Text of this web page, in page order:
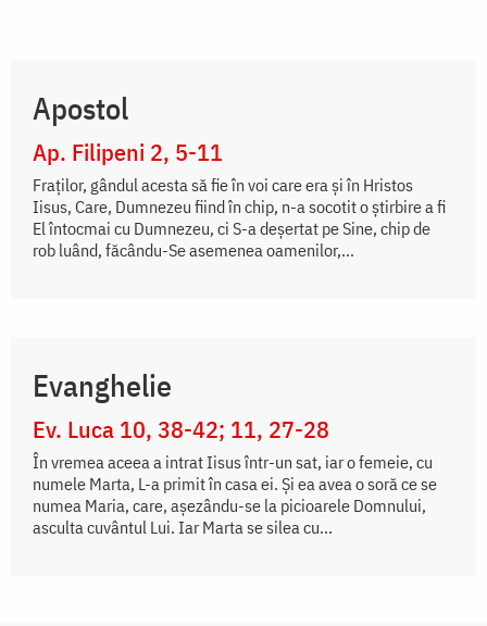
Apostol
Ap. Filipeni 2, 5-11
Fraților, gândul acesta să fie în voi care era și în Hristos
Iisus, Care, Dumnezeu fiind în chip, n-a socotit o știrbire a fi
El întocmai cu Dumnezeu, ci S-a deșertat pe Sine, chip de
rob luând, făcându-Se asemenea oamenilor,...
Evanghelie
Ev. Luca 10, 38-42; 11, 27-28
În vremea aceea a intrat Iisus într-un sat, iar o femeie, cu
numele Marta, L-a primit în casa ei. Și ea avea o soră ce se
numea Maria, care, așezându-se la picioarele Domnului,
asculta cuvântul Lui. Iar Marta se silea cu...